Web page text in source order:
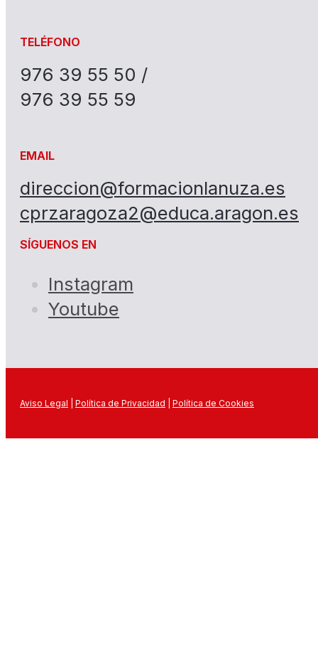
TELÉFONO
976 39 55 50 /
976 39 55 59
EMAIL
direccion@formacionlanuza.es
cprzaragoza2@educa.aragon.es
SÍGUENOS EN
Instagram
Youtube
Aviso Legal Política de Privacidad Política de Cookies